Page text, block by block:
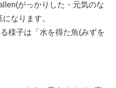
がっかりした・元気のな
なります。
様子は「水を得た魚(みずを